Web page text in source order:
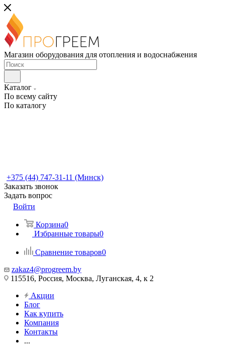
Магазин оборудования для отопления и водоснабжения
Каталог
По всему сайту
По каталогу
+375 (44) 747-31-11 (Минск)
Заказать звонок
Задать вопрос
Войти
Корзина0
Избранные товары0
Сравнение товаров0
zakaz4@progreem.by
115516, Россия, Москва, Луганская, 4, к 2
Акции
Блог
Как купить
Компания
Контакты
...